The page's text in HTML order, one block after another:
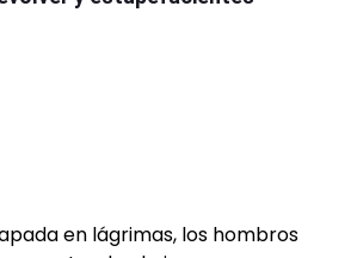
en lágrimas, los hombros